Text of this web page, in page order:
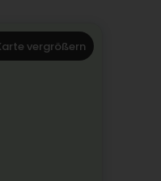
vergrößern